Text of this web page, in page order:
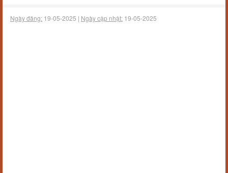
Ngày đăng: 19-05-2025 | Ngày cập nhật: 19-05-2025